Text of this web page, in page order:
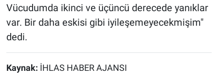
Vücudumda ikinci ve üçüncü derecede yanıklar
var. Bir daha eskisi gibi iyileşemeyecekmişim"
dedi.
Kaynak: İHLAS HABER AJANSI